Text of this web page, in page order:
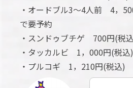
・オードブル3～4人前 4，
で要予約
・スンドゥブチゲ 700円(税
・タッカルビ 1，000円(税込)
・プルコギ 1，210円(税込)